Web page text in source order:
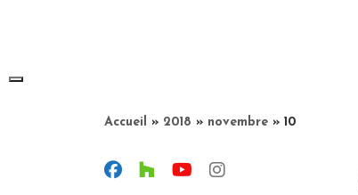
Accueil » 2018 » novembre » 10